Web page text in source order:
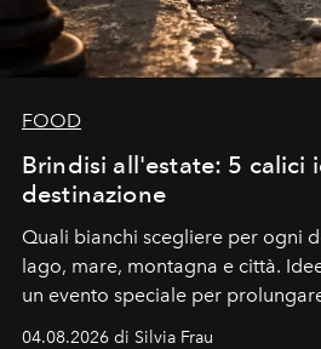
FOOD
Brindisi all'estate: 5 calici
destinazione
Quali bianchi scegliere per ogni
lago, mare, montagna e città.
un evento speciale per
04.08.2026 di Silvia Frau